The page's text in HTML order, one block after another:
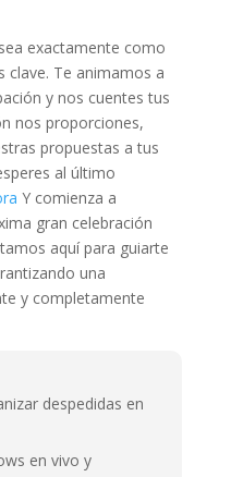
exactamente como
clave. Te animamos a
y nos cuentes tus
nos proporciones,
propuestas a tus
al último
Y comienza a
gran celebración
aquí para guiarte
una
y completamente
despedidas en
en vivo y